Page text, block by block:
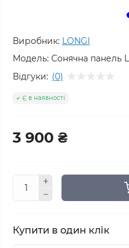
Виробник: LONGI
Модель: Сонячна панель
Відгуки: (0)
Є в наявності
3 900 ₴
Купити в один клік